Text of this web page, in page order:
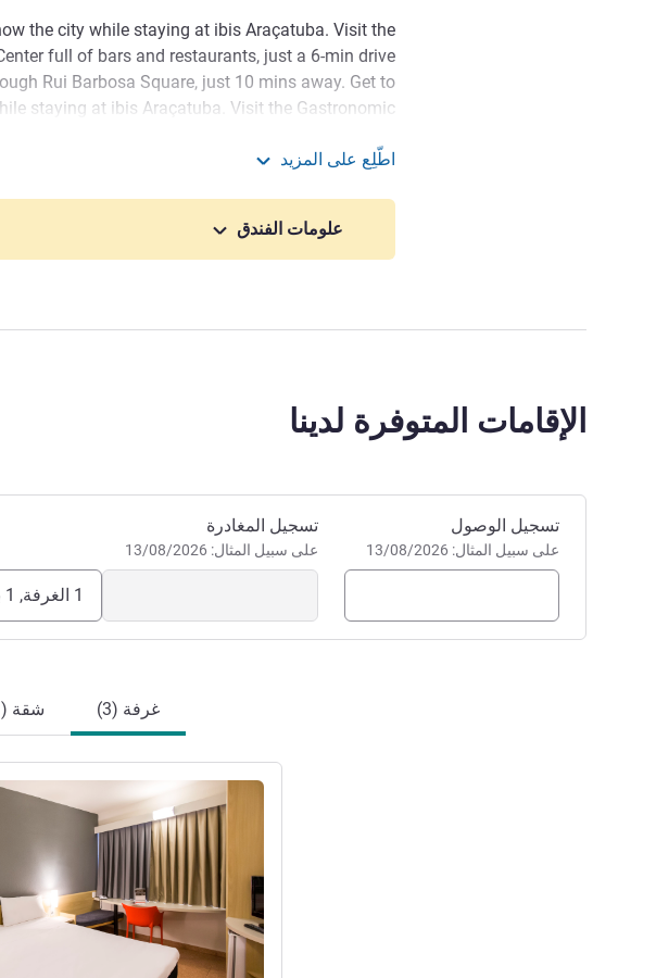
the city while staying at ibis Araçatuba. Visit the
full of bars and restaurants, just a 6-min drive
Rui Barbosa Square, just 10 mins away. Get to
staying at ibis Araçatuba. Visit the Gastronomic
through Rui Barbosa Square, just 10 mins away.
comfortable and conveniently located stay in this
inviting and ideal city, at a very affordable price.
stands out for traditional "cupim casqueirado".
اطّلِع على المزيد
علومات الفندق
الإقامات المتوفرة لدينا
احجز في هذا الفندق
تسجيل الوصول
على سبيل المثال: 13/08/2026
تسجيل المغادرة
على سبيل المثال: 13/08/2026
1 الغرفة, 1 بالغ
غرفة (3) شقة (1)
راجع التفاصيل